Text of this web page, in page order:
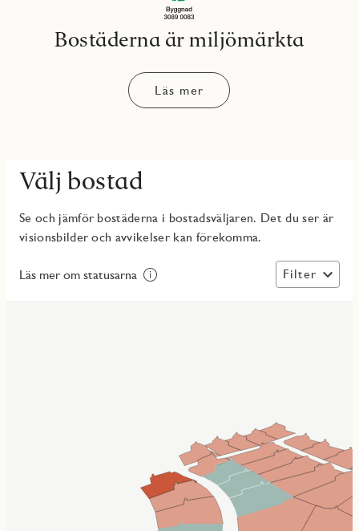
Bostäderna är miljömärkta
Läs mer
Välj bostad
Se och jämför bostäderna i bostadsväljaren. Det du ser är
visionsbilder och avvikelser kan förekomma.
Läs mer om statusarna Filter